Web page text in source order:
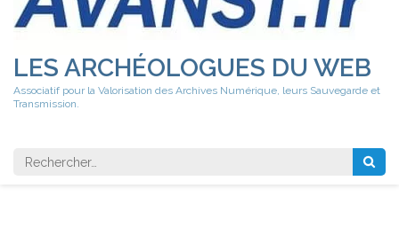
LES ARCHÉOLOGUES DU WEB
Associatif pour la Valorisation des Archives Numérique, leurs Sauvegarde et
Transmission.
Rechercher